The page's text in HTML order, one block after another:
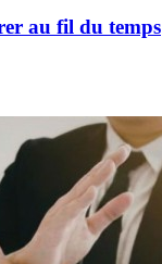
au fil du temps